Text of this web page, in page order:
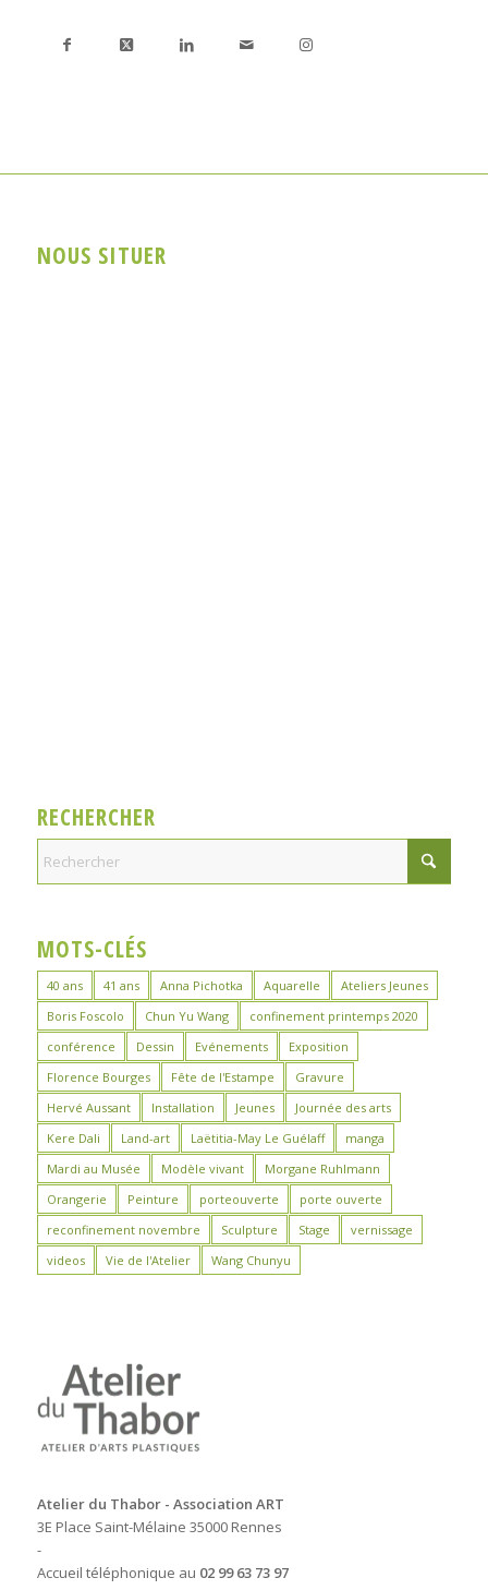
NOUS SITUER
RECHERCHER
MOTS-CLÉS
40 ans 41 ans Anna Pichotka Aquarelle
Ateliers Jeunes
Boris Foscolo
Chun Yu Wang
confinement printemps 2020
conférence
Dessin Evénements
Exposition
Florence Bourges
Fête de l'Estampe
Gravure
Hervé Aussant
Installation Jeunes
Journée des arts
Kere Dali
Land-art Laëtitia-May Le Guélaff
manga
Mardi au Musée
Modèle vivant
Morgane Ruhlmann
Orangerie
Peinture porteouverte
porte ouverte
reconfinement novembre
Sculpture Stage
vernissage
videos
Vie de l'Atelier Wang Chunyu
Atelier du Thabor - Association ART
3E Place Saint-Mélaine 35000 Rennes
-
Accueil téléphonique au 02 99 63 73 97